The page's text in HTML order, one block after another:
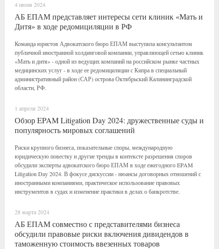
4 июня 2024
АБ ЕПАМ представляет интересы сети клиник «Мать и
Дитя» в ходе редомициляции в РФ
Команда юристов Адвокатского бюро ЕПАМ выступила консультантом
публичной иностранной холдинговой компании, управляющей сетью клиник
«Мать и дитя» - одной из ведущих компаний на российском рынке частных
медицинских услуг - в ходе ее редомициляции с Кипра в специальный
административный район (САР) острова Октябрьский Калининградской
области, РФ.
1 апреля 2024
Обзор EPAM Litigation Day 2024: дружественные суды и
популярность мировых соглашений
Риски крупного бизнеса, показательные споры, международную
юридическую повестку и другие тренды в контексте разрешения споров
обсудили эксперты адвокатского бюро ЕПАМ в ходе ежегодного EPAM
Litigation Day 2024. В фокусе дискуссии - нюансы договорных отношений с
иностранными компаниями, практическое использование правовых
инструментов в судах и изменение практики в делах о банкротстве.
28 марта 2024
АБ ЕПАМ совместно с представителями бизнеса
обсудили правовые риски включения дивидендов в
таможенную стоимость ввезенных товаров